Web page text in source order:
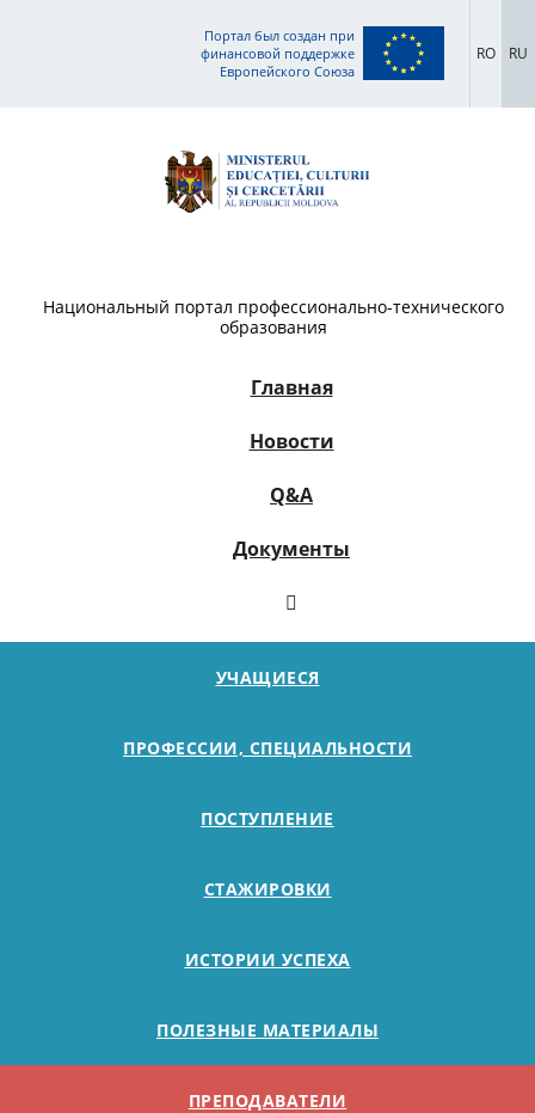
Портал был создан при
финансовой поддержке
Европейского Союза
RO RU
Национальный портал профессионально-технического
образования
Главная
Новости
Q&A
Документы
УЧАЩИЕСЯ
ПРОФЕССИИ, СПЕЦИАЛЬНОСТИ
ПОСТУПЛЕНИЕ
СТАЖИРОВКИ
ИСТОРИИ УСПЕХА
ПОЛЕЗНЫЕ МАТЕРИАЛЫ
ПРЕПОДАВАТЕЛИ